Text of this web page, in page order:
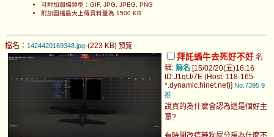
可附加圖檔類型：GIF, JPG, JPEG, PNG
附加圖檔最大上傳資料量為 1500 KB
檔名： 1424420169348.jpg-(223 KB) 預覽
拜託蝸牛去死好不好 名
稱: 無名 [15/02/20(五)16:16
ID:J1qtJ/7E (Host: 118-165-
*.dynamic.hinet.net)] No.7395 9
推
說真的為什麼會認為這是個好主
意?